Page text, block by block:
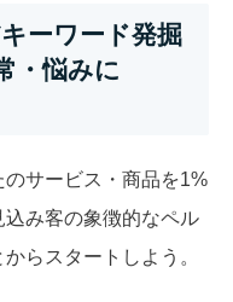
ーワード発掘
・悩みに
サービス・商品を1%
み客の象徴的なペル
らスタートしよう。